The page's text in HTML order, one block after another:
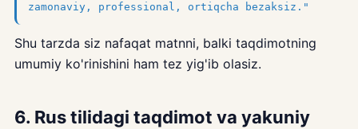
zamonaviy, professional, ortiqcha bezaksiz."
Shu tarzda siz nafaqat matnni, balki taqdimotning
umumiy ko'rinishini ham tez yig'ib olasiz.
6. Rus tilidagi taqdimot va yakuniy